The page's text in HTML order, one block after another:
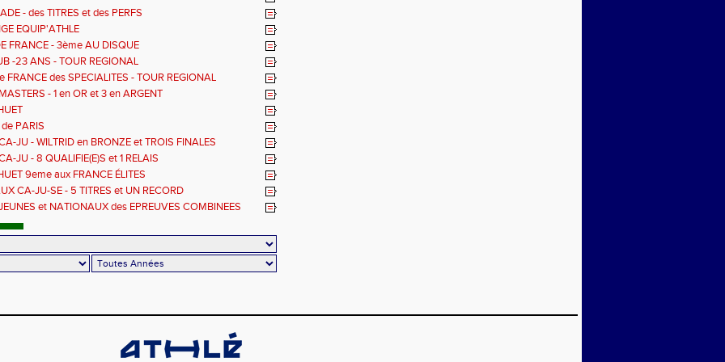
- des TITRES et des PERFS
EQUIP'ATHLE
FRANCE - 3ème AU DISQUE
-23 ANS - TOUR REGIONAL
FRANCE des SPECIALITES - TOUR REGIONAL
- 1 en OR et 3 en ARGENT
PARIS
JU - WILTRID en BRONZE et TROIS FINALES
JU - 8 QUALIFIE(E)S et 1 RELAIS
9eme aux FRANCE ÉLITES
CA-JU-SE - 5 TITRES et UN RECORD
et NATIONAUX des EPREUVES COMBINEES